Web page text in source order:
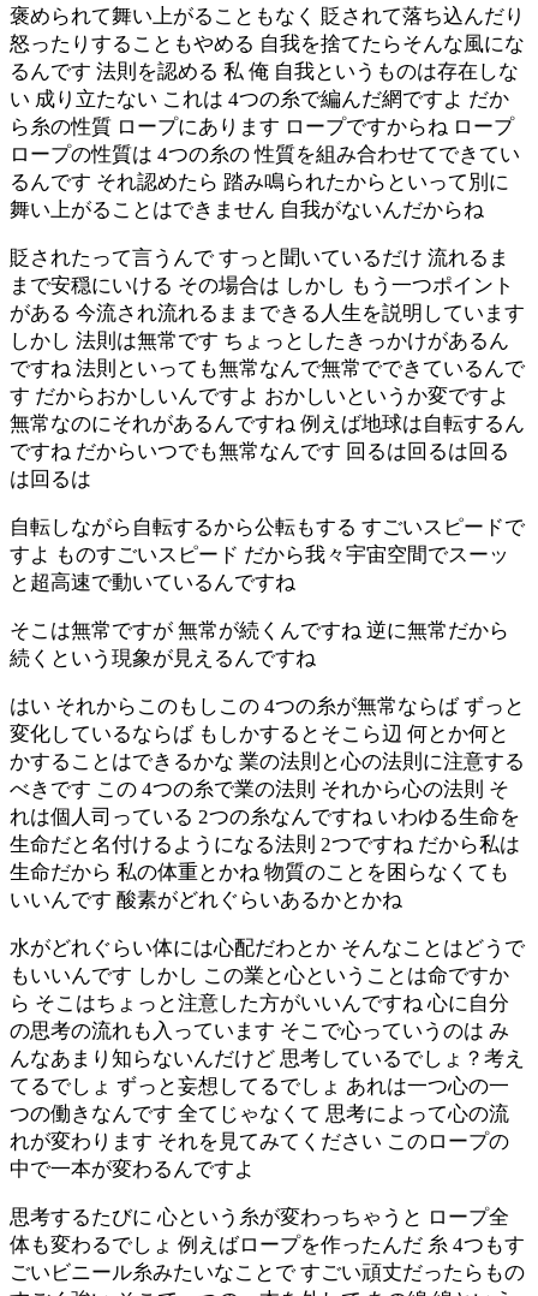
褒められて舞い上がることもなく 貶されて落ち込んだり
怒ったりすることもやめる 自我を捨てたらそんな風にな
るんです 法則を認める 私 俺 自我というものは存在しな
い 成り立たない これは 4つの糸で編んだ網ですよ だか
ら糸の性質 ロープにあります ロープですからね ロープ
ロープの性質は 4つの糸の 性質を組み合わせてできてい
るんです それ認めたら 踏み鳴られたからといって別に
舞い上がることはできません 自我がないんだからね
貶されたって言うんで すっと聞いているだけ 流れるま
まで安穏にいける その場合は しかし もう一つポイント
がある 今流され流れるままできる人生を説明しています
しかし 法則は無常です ちょっとしたきっかけがあるん
ですね 法則といっても無常なんで無常でできているんで
す だからおかしいんですよ おかしいというか変ですよ
無常なのにそれがあるんですね 例えば地球は自転するん
ですね だからいつでも無常なんです 回るは回るは回る
は回るは
自転しながら自転するから公転もする すごいスピードで
すよ ものすごいスピード だから我々宇宙空間でスーッ
と超高速で動いているんですね
そこは無常ですが 無常が続くんですね 逆に無常だから
続くという現象が見えるんですね
はい それからこのもしこの 4つの糸が無常ならば ずっと
変化しているならば もしかするとそこら辺 何とか何と
かすることはできるかな 業の法則と心の法則に注意する
べきです この 4つの糸で業の法則 それから心の法則 そ
れは個人司っている 2つの糸なんですね いわゆる生命を
生命だと名付けるようになる法則 2つですね だから私は
生命だから 私の体重とかね 物質のことを困らなくても
いいんです 酸素がどれぐらいあるかとかね
水がどれぐらい体には心配だわとか そんなことはどうで
もいいんです しかし この業と心ということは命ですか
ら そこはちょっと注意した方がいいんですね 心に自分
の思考の流れも入っています そこで心っていうのは み
んなあまり知らないんだけど 思考しているでしょ？考え
てるでしょ ずっと妄想してるでしょ あれは一つ心の一
つの働きなんです 全てじゃなくて 思考によって心の流
れが変わります それを見てみてください このロープの
中で一本が変わるんですよ
思考するたびに 心という糸が変わっちゃうと ロープ全
体も変わるでしょ 例えばロープを作ったんだ 糸 4つもす
ごいビニール糸みたいなことで すごい頑丈だったらもの